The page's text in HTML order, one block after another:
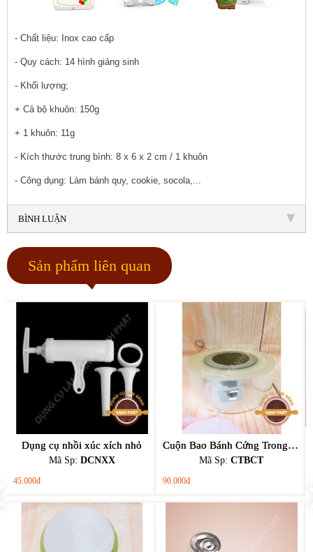
- Chất liệu: Inox cao cấp
- Quy cách: 14 hình giáng sinh
- Khối lượng;
+ Cả bộ khuôn: 150g
+ 1 khuôn: 11g
- Kích thước trung bình: 8 x 6 x 2 cm / 1 khuôn
- Công dụng: Làm bánh quy, cookie, socola,...
BÌNH LUẬN
Sản phẩm liên quan
Dụng cụ nhồi xúc xích nhỏ
Mã Sp: DCNXX
45.000đ
Cuộn Bao Bánh Cứng Trong Cao 6cm - 8cm - 10cm
Mã Sp: CTBCT
90.000đ